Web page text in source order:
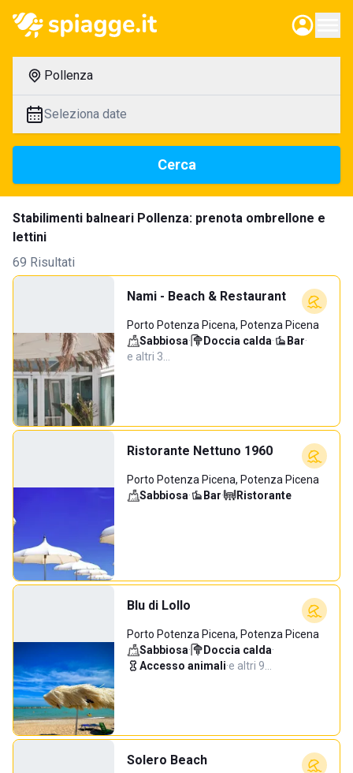
Pollenza
Seleziona date
Cerca
Stabilimenti balneari Pollenza: prenota ombrellone e
lettini
69 Risultati
Nami - Beach & Restaurant
Porto Potenza Picena, Potenza Picena
Sabbiosa· Doccia calda· Bar·
e altri 3…
Ristorante Nettuno 1960
Porto Potenza Picena, Potenza Picena
Sabbiosa· Bar· Ristorante
Blu di Lollo
Porto Potenza Picena, Potenza Picena
Sabbiosa· Doccia calda·
Accesso animali·e altri 9…
Solero Beach